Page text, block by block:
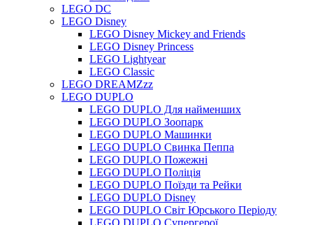
LEGO DC
LEGO Disney
LEGO Disney Mickey and Friends
LEGO Disney Princess
LEGO Lightyear
LEGO Classic
LEGO DREAMZzz
LEGO DUPLO
LEGO DUPLO Для найменших
LEGO DUPLO Зоопарк
LEGO DUPLO Машинки
LEGO DUPLO Свинка Пеппа
LEGO DUPLO Пожежні
LEGO DUPLO Поліція
LEGO DUPLO Поїзди та Рейки
LEGO DUPLO Disney
LEGO DUPLO Світ Юрського Періоду
LEGO DUPLO Супергерої